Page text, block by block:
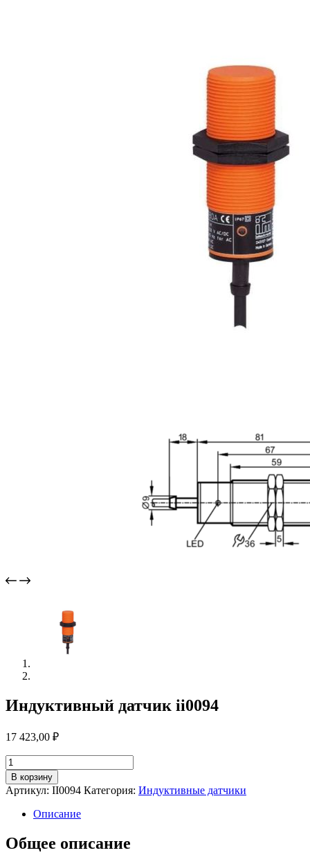
Индуктивный датчик ii0094
17 423,00 ₽
Количество
товара
Индуктивный
датчик
ii0094
В корзину
Артикул: II0094 Категория: Индуктивные датчики
Описание
Общее описание